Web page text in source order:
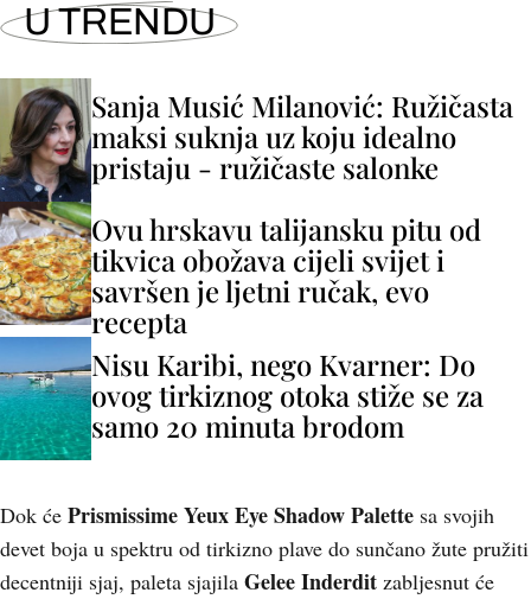
U TRENDU
Sanja Musić Milanović: Ružičasta
maksi suknja uz koju idealno
pristaju - ružičaste salonke
Ovu hrskavu talijansku pitu od
tikvica obožava cijeli svijet i
savršen je ljetni ručak, evo
recepta
Nisu Karibi, nego Kvarner: Do
ovog tirkiznog otoka stiže se za
samo 20 minuta brodom
Dok će Prismissime Yeux Eye Shadow Palette sa svojih
devet boja u spektru od tirkizno plave do sunčano žute pružiti
decentniji sjaj, paleta sjajila Gelee Inderdit zabljesnut će